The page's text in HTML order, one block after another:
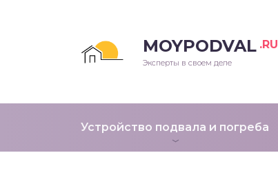
MOYPODVAL .RU
Эксперты в своем деле
Устройство подвала и погреба